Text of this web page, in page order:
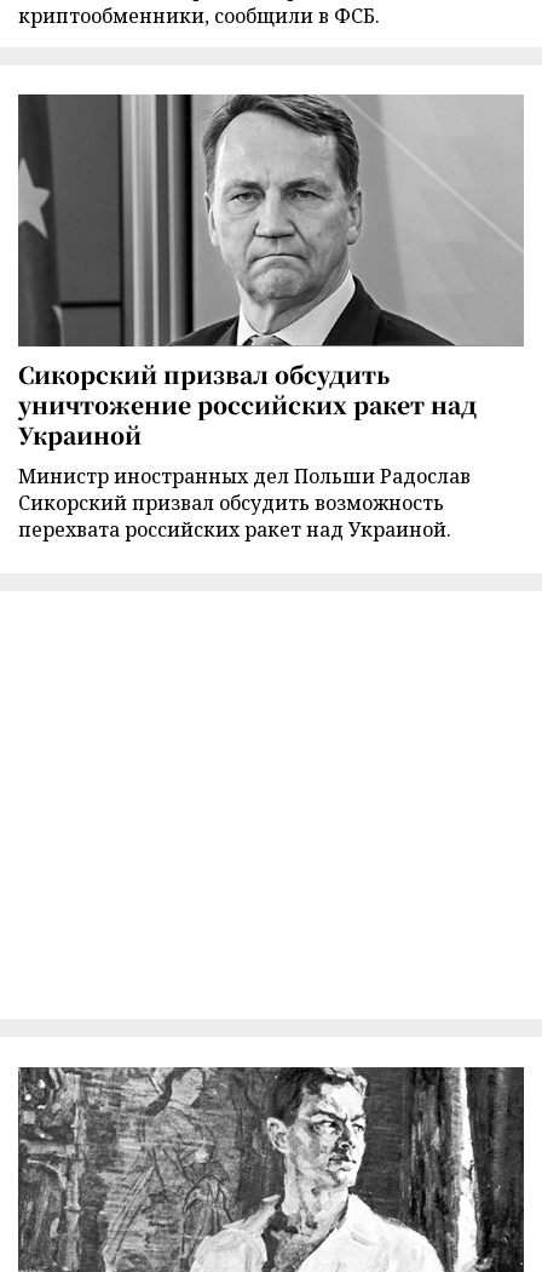
криптообменники, сообщили в ФСБ.
Сикорский призвал обсудить
уничтожение российских ракет над
Украиной
Министр иностранных дел Польши Радослав
Сикорский призвал обсудить возможность
перехвата российских ракет над Украиной.